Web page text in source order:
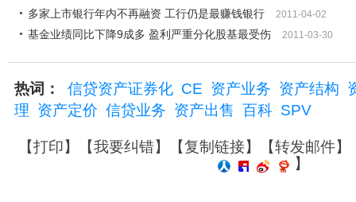
多家上市银行年内不再融资 工行仍是最赚钱银行 2011-04-02
基金业绩同比下降9成多 盈利严重分化股基最受伤 2011-03-30
热词： 信贷资产证券化 CE 资产业务 资产结构
理 资产定价 信贷业务 资产出售 百科 SPV
【打印】【我要纠错】【复制链接】【转发邮件】
】